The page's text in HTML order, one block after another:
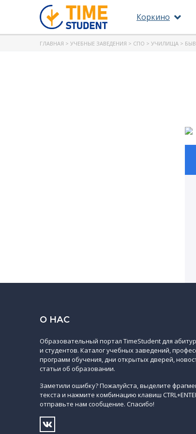
Коркино
ГЛАВНАЯ > УЧЕБНЫЕ ЗАВЕДЕНИЯ > СПО > УЧИЛИЩА >
О НАС
Образовательный портал TimeStudent для
и студентов. Каталог учебных заведений,
программ обучения, дни открытых дверей,
статьи об образовании.
Заметили ошибку? Пожалуйста, выделите
текста и нажмите комбинацию клавиш
отправьте нам сообщение. Спасибо!